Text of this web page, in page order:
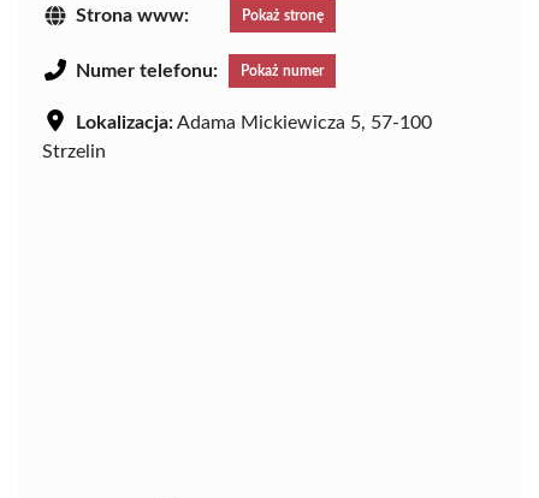
Strona www: Pokaż stronę
Numer telefonu: Pokaż numer
Lokalizacja:Adama Mickiewicza 5, 57-100
Strzelin